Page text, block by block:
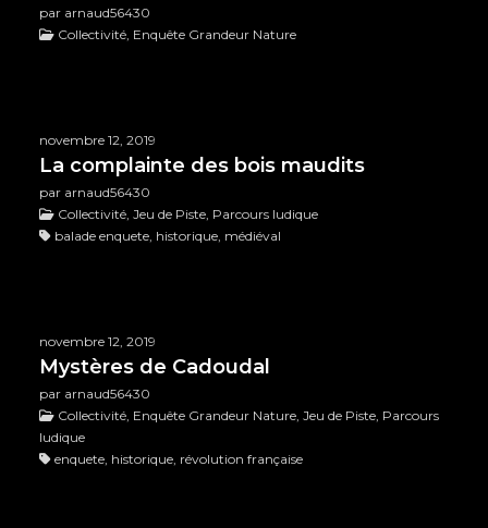
par arnaud56430
Collectivité, Enquête Grandeur Nature
novembre 12, 2019
La complainte des bois maudits
par arnaud56430
Collectivité, Jeu de Piste, Parcours ludique
balade enquete, historique, médiéval
novembre 12, 2019
Mystères de Cadoudal
par arnaud56430
Collectivité, Enquête Grandeur Nature, Jeu de Piste, Parcours
ludique
enquete, historique, révolution française